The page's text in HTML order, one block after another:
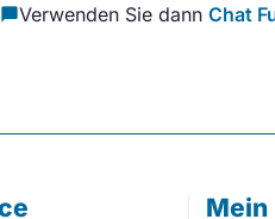
chat_bubbleVerwenden Sie dann Chat
Mein